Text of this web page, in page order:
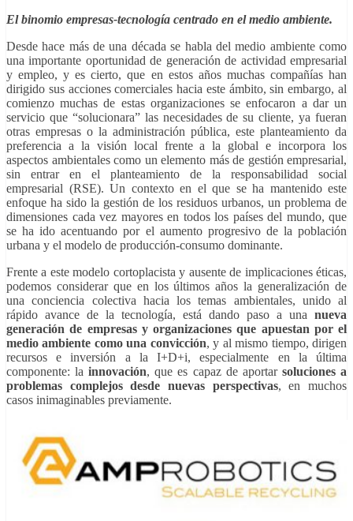
El binomio empresas-tecnología centrado en el medio ambiente.
Desde hace más de una década se habla del medio ambiente como
una importante oportunidad de generación de actividad empresarial
y empleo, y es cierto, que en estos años muchas compañías han
dirigido sus acciones comerciales hacia este ámbito, sin embargo, al
comienzo muchas de estas organizaciones se enfocaron a dar un
servicio que “solucionara” las necesidades de su cliente, ya fueran
otras empresas o la administración pública, este planteamiento da
preferencia a la visión local frente a la global e incorpora los
aspectos ambientales como un elemento más de gestión empresarial,
sin entrar en el planteamiento de la responsabilidad social
empresarial (RSE). Un contexto en el que se ha mantenido este
enfoque ha sido la gestión de los residuos urbanos, un problema de
dimensiones cada vez mayores en todos los países del mundo, que
se ha ido acentuando por el aumento progresivo de la población
urbana y el modelo de producción-consumo dominante.
Frente a este modelo cortoplacista y ausente de implicaciones éticas,
podemos considerar que en los últimos años la generalización de
una conciencia colectiva hacia los temas ambientales, unido al
rápido avance de la tecnología, está dando paso a una nueva
generación de empresas y organizaciones que apuestan por el
medio ambiente como una convicción, y al mismo tiempo, dirigen
recursos e inversión a la I+D+i, especialmente en la última
componente: lainnovación, que es capaz de aportar soluciones a
problemas complejos desde nuevas perspectivas, en muchos
casos inimaginables previamente.